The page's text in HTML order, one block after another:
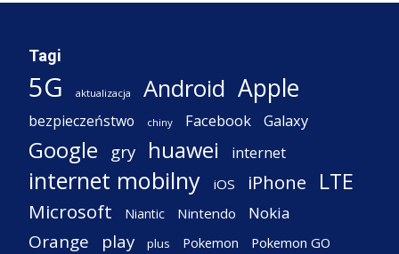
Tagi
5G aktualizacja Android Apple
bezpieczeństwo chiny Facebook Galaxy
Google gry huawei internet
internet mobilny iOS iPhone LTE
Microsoft Niantic Nintendo Nokia
Orange play plus Pokemon Pokemon GO